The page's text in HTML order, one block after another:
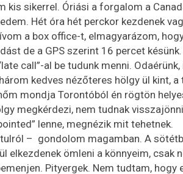
kis sikerrel. Óriási a forgalom a
Hét óra hét perckor kezdenek
a box office-t, elmagyarázom,
de a GPS szerint 16 percet
call”-al be tudunk menni. Odaérünk,
kedves nézőteres hölgy ül kint, a
mondja Torontóból én rögtön
megkérdezi, nem tudnak
lenne, megnézik mit tehetnek.
– gondolom magamban. A
elkezdenek ömleni a könnyeim, csak
Pityergek. Nem tudtam, hogy